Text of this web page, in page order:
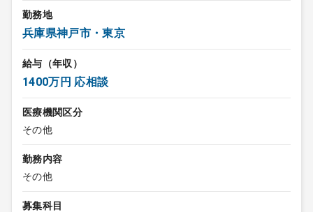
勤務地
兵庫県神戸市・東京
給与（年収）
1400万円 応相談
医療機関区分
その他
勤務内容
その他
募集科目